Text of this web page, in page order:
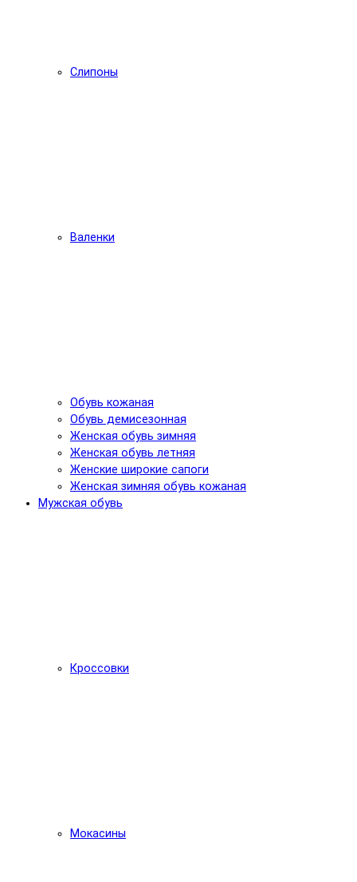
Слипоны
Валенки
Обувь кожаная
Обувь демисезонная
Женская обувь зимняя
Женская обувь летняя
Женские широкие сапоги
Женская зимняя обувь кожаная
Мужская обувь
Кроссовки
Мокасины